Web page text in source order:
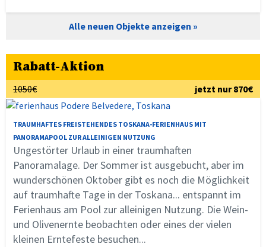
Alle neuen Objekte anzeigen
Rabatt-Aktion
1050€ jetzt nur 870€
TRAUMHAFTES FREISTEHENDES TOSKANA-FERIENHAUS MIT
PANORAMAPOOL ZUR ALLEINIGEN NUTZUNG
Ungestörter Urlaub in einer traumhaften
Panoramalage. Der Sommer ist ausgebucht, aber im
wunderschönen Oktober gibt es noch die Möglichkeit
auf traumhafte Tage in der Toskana... entspannt im
Ferienhaus am Pool zur alleinigen Nutzung. Die Wein-
und Olivenernte beobachten oder eines der vielen
kleinen Erntefeste besuchen...